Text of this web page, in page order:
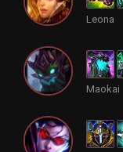
Leona
Maokai